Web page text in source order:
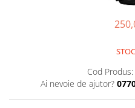
Cod Produs:
Ai nevoie de ajutor?